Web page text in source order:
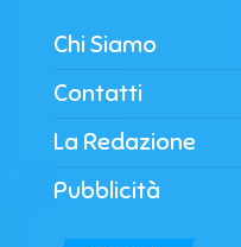
Chi Siamo
Contatti
La Redazione
Pubblicità